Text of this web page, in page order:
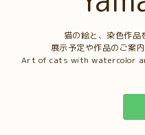
猫の絵と、染色作品
展示予定や作品のご案
Art of cats with watercolor